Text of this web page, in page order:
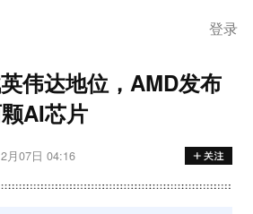
登录
伟达地位，AMD发布
AI芯片
月07日 04:16